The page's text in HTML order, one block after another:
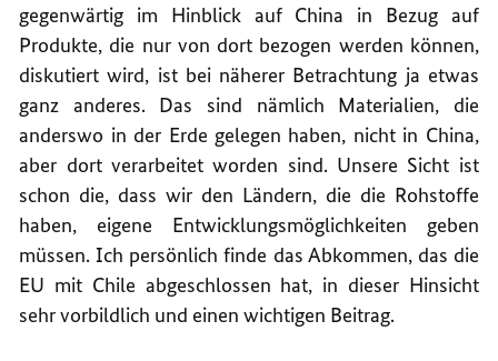
gegenwärtig im Hinblick auf China in Bezug auf
Produkte, die nur von dort bezogen werden können,
diskutiert wird, ist bei näherer Betrachtung ja etwas
ganz anderes. Das sind nämlich Materialien, die
anderswo in der Erde gelegen haben, nicht in China,
aber dort verarbeitet worden sind. Unsere Sicht ist
schon die, dass wir den Ländern, die die Rohstoffe
haben, eigene Entwicklungsmöglichkeiten geben
müssen. Ich persönlich finde das Abkommen, das die
EU mit Chile abgeschlossen hat, in dieser Hinsicht
sehr vorbildlich und einen wichtigen Beitrag.